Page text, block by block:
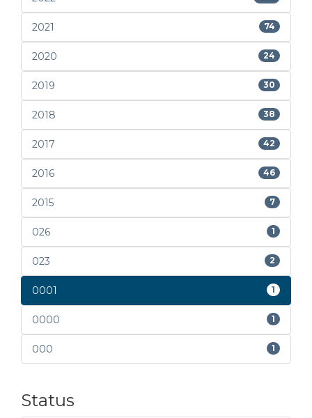
2021 74
2020 24
2019 30
2018 38
2017 42
2016 46
2015 7
026 1
023 2
0001 1
0000 1
000 1
Status